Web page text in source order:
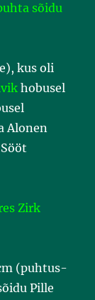
sõidu
kus oli
hobusel
Alonen
Zirk
(puhtus-
Pille